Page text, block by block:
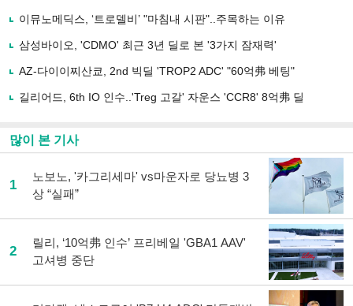
사
유
기
이뮤노메딕스, ‘트로델비’ "마침내 시판"..주목하는 이유
삼성바이오, 'CDMO' 최근 3년 딜로 본 '3가지 잠재력'
AZ-다이이찌산쿄, 2nd 빅딜 'TROP2 ADC' "60억弗 베팅"
길리어드, 6th IO 인수..'Treg 고갈' 자운스 'CCR8' 8억弗 딜
많이 본 기사
1
노보노, '카그리세마' vs마운자로 당뇨병 3
상 “실패”
2
릴리, ‘10억弗 인수’ 프리베일 'GBA1 AAV'
고셔병 중단